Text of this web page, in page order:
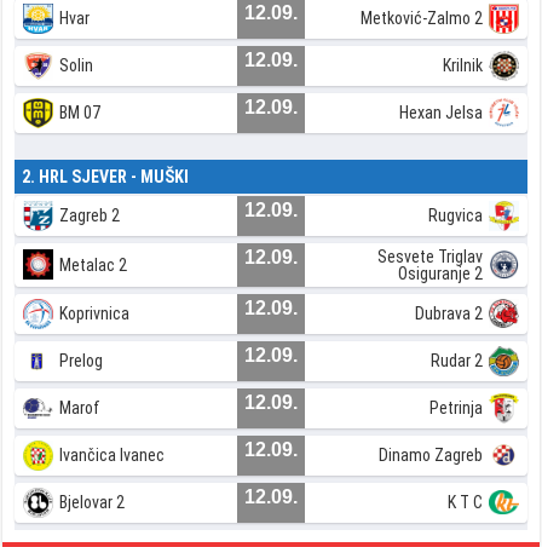
Hvar 12.09. Metković-Zalmo 2
Solin 12.09. Krilnik
BM 07 12.09. Hexan Jelsa
2. HRL SJEVER - MUŠKI
Zagreb 2 12.09. Rugvica
Metalac 2 12.09.
Sesvete Triglav
Osiguranje 2
Koprivnica 12.09. Dubrava 2
Prelog 12.09. Rudar 2
Marof 12.09. Petrinja
Ivančica Ivanec 12.09. Dinamo Zagreb
Bjelovar 2 12.09. K T C